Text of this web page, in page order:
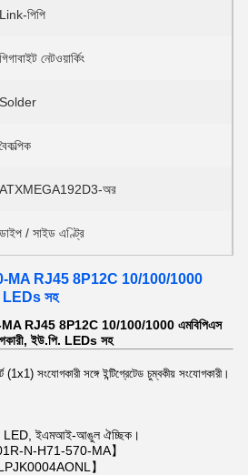
Link-পিপি
গিগাবাইট নেটওয়ার্কিং
Solder
বৈকল্পিক
ATXMEGA192D3-অর
ডাইপ / সাইড এণ্ট্রি
MA RJ45 8P12C 10/100/1000
LEDs সহ
RJ45 8P12C 10/100/1000 এমবিপিএস
ইউ.পি. LEDs সহ
সংযোগকারী সঙ্গে ইন্টিগ্রেটেড চুম্বকীয় সংযোগকারী।
LED, ইএমআই-আঙুল ঐচ্ছিক।
N-H71-570-MA】
】